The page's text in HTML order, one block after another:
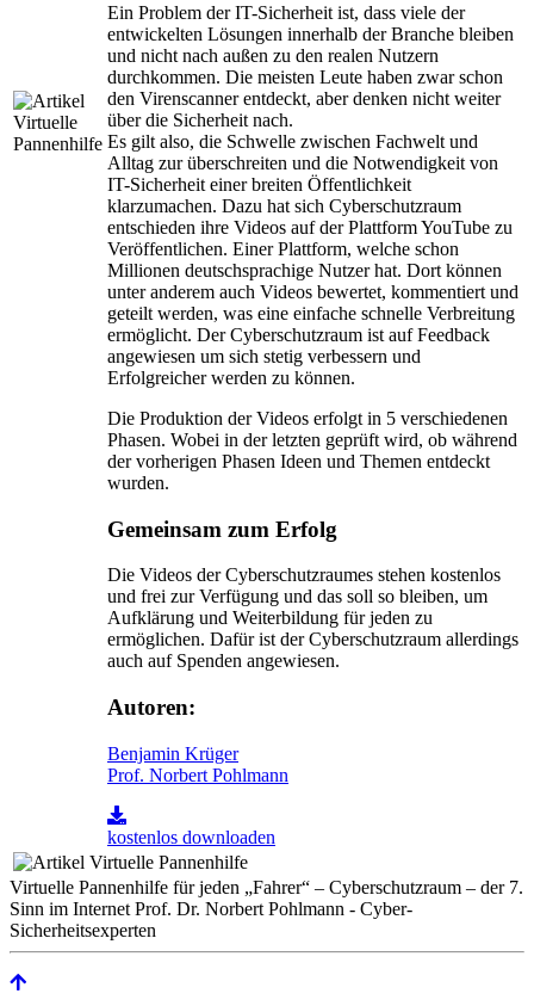
Ein Problem der IT-Sicherheit ist, dass viele der
entwickelten Lösungen innerhalb der Branche bleiben
und nicht nach außen zu den realen Nutzern
durchkommen. Die meisten Leute haben zwar schon
den Virenscanner entdeckt, aber denken nicht weiter
über die Sicherheit nach.
Es gilt also, die Schwelle zwischen Fachwelt und
Alltag zur überschreiten und die Notwendigkeit von
IT-Sicherheit einer breiten Öffentlichkeit
klarzumachen. Dazu hat sich Cyberschutzraum
entschieden ihre Videos auf der Plattform YouTube zu
Veröffentlichen. Einer Plattform, welche schon
Millionen deutschsprachige Nutzer hat. Dort können
unter anderem auch Videos bewertet, kommentiert und
geteilt werden, was eine einfache schnelle Verbreitung
ermöglicht. Der Cyberschutzraum ist auf Feedback
angewiesen um sich stetig verbessern und
Erfolgreicher werden zu können.
Die Produktion der Videos erfolgt in 5 verschiedenen
Phasen. Wobei in der letzten geprüft wird, ob während
der vorherigen Phasen Ideen und Themen entdeckt
wurden.
Gemeinsam zum Erfolg
Die Videos der Cyberschutzraumes stehen kostenlos
und frei zur Verfügung und das soll so bleiben, um
Aufklärung und Weiterbildung für jeden zu
ermöglichen. Dafür ist der Cyberschutzraum allerdings
auch auf Spenden angewiesen.
Autoren:
Benjamin Krüger
Prof. Norbert Pohlmann
kostenlos downloaden
Virtuelle Pannenhilfe für jeden „Fahrer“ – Cyberschutzraum – der 7.
Sinn im Internet Prof. Dr. Norbert Pohlmann - Cyber-
Sicherheitsexperten